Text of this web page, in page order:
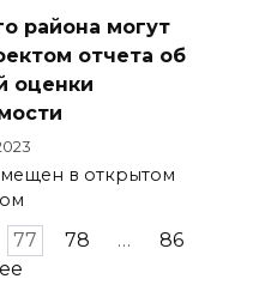
района могут
отчета об
оценки
в открытом
77 78 …
86